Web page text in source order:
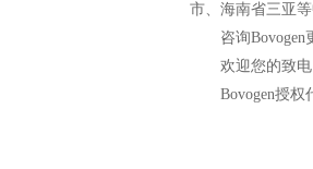
市、海南省三亚
咨询Bovogen
欢迎您的
Bovogen授权